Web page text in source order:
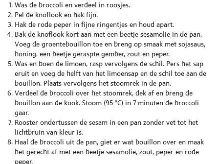
Was de broccoli en verdeel in roosjes.
Pel de knoflook en hak fijn.
Hak de rode peper in fijne ringentjes en houd apart.
Bak de knoflook kort aan met een beetje sesamolie in de pan.
Voeg de groentebouillon toe en breng op smaak met sojasaus,
honing, een beetje geraspte gember, zout en peper.
Was en boen de limoen, rasp vervolgens de schil. Pers het sap
eruit en voeg de helft van het limoensap en de schil toe aan de
bouillon. Plaats vervolgens het stoomrek in de pan.
Verdeel de broccoli over het stoomrek, dek af en breng de
bouillon aan de kook. Stoom (95 °C) in 7 minuten de broccoli
gaar.
Rooster ondertussen de sesam in een pan zonder vet tot het
lichtbruin van kleur is.
Haal de broccoli uit de pan, giet er wat bouillon over en maak
het gerecht af met een beetje sesamolie, zout, peper en rode
peper.